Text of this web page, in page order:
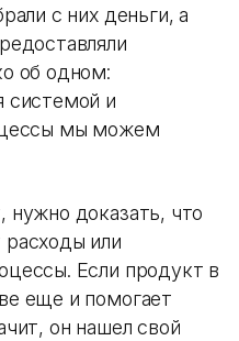
с них деньги, а
об одном:
системой и
мы можем
нужно доказать, что
или
Если продукт в
еще и помогает
он нашел свой